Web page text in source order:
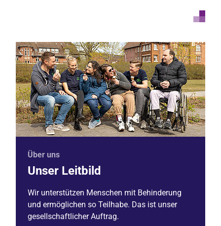
Über uns
Unser Leitbild
Wir unterstützen Menschen mit Behinderung
und ermöglichen so Teilhabe. Das ist unser
gesellschaftlicher Auftrag.